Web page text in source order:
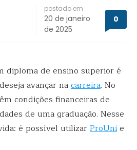
postado em
20 de janeiro
de 2025
0
diploma de ensino superior é
avançar nacarreira. No
condições financeiras de
de uma graduação. Nesse
é possível utilizarProUnie